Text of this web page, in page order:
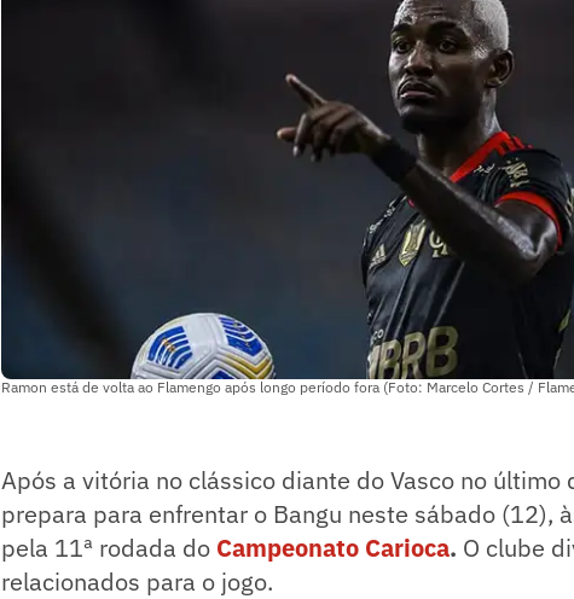
Ramon está de volta ao Flamengo após longo período fora (Foto: Marcelo Cortes /
Após a vitória no clássico diante do Vasco no último
prepara para enfrentar o Bangu neste sábado (12),
pela 11ª rodada do Campeonato Carioca. O clube
relacionados para o jogo.